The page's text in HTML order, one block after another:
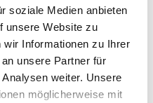
soziale Medien anbieten
unsere Website zu
wir Informationen zu Ihrer
unsere Partner für
weiter. Unsere
möglicherweise mit